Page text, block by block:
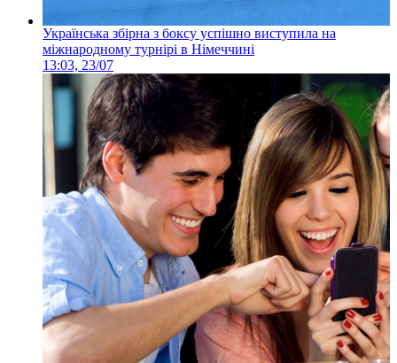
Українська збірна з боксу успішно виступила на
міжнародному турнірі в Німеччині
13:03, 23/07